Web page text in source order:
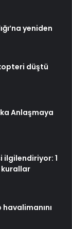
yeniden
düştü
Anlaşmaya
ilgilendiriyor: 1